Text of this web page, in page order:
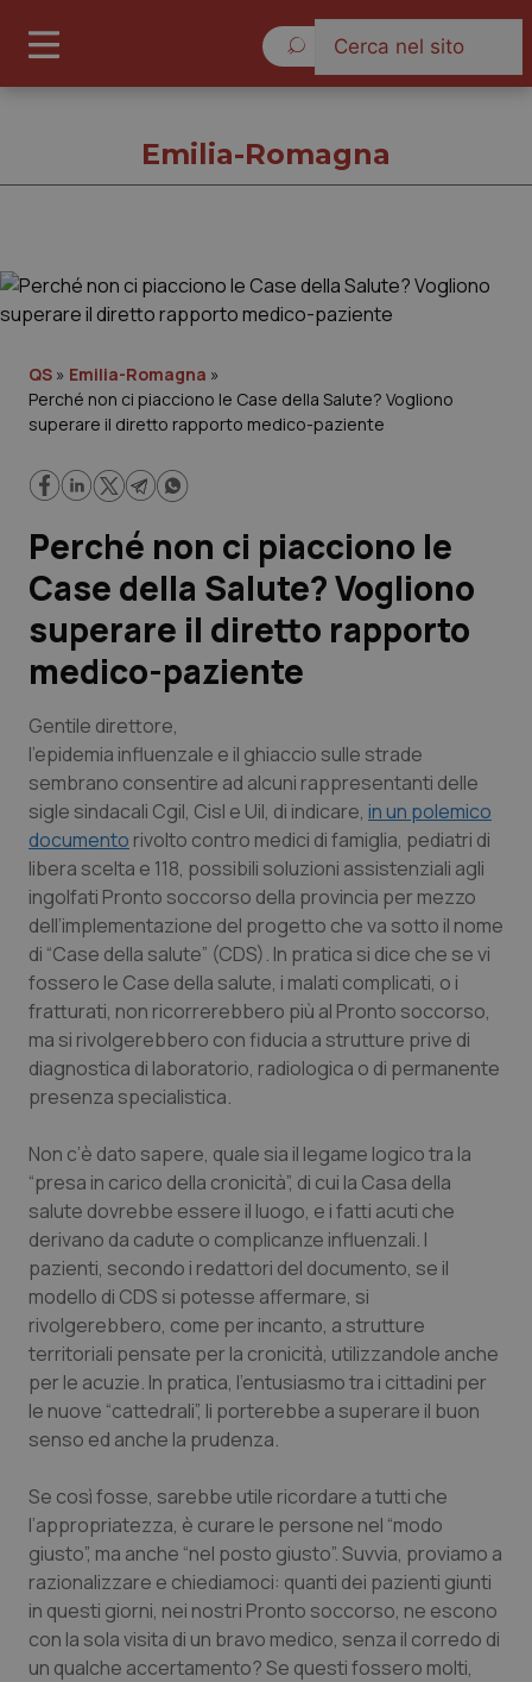
Governo e Parlamento
Regioni e Asl
Lavoro e Professioni
Scienza e Farmaci
Studi e Analisi
Lettere al direttore
Edizioni Regionali
QS Pro
Professionisti Sanitari.AI
Abruzzo
Basilicata
Calabria
Campania
Emilia-Romagna
Friuli Venezia Giulia
Lazio
Liguria
Lombardia
Marche
Molise
Piemonte
QS Pro Gold
Artrite & artrosi
Asma & BPCO
Car-T
Colesterolo & coronaropatie
Dermatite Atopica
Diabete & glucometri
Disturbi dell’umore
Dolore
Donna & Salute
Epatiti
HIV
QS Club Newsletter
Emilia-Romagna
QS » Emilia-Romagna »
Perché non ci piacciono le Case della Salute? Vogliono
superare il diretto rapporto medico-paziente
Perché non ci piacciono le
Case della Salute? Vogliono
superare il diretto rapporto
medico-paziente
Gentile direttore,
l’epidemia influenzale e il ghiaccio sulle strade
sembrano consentire ad alcuni rappresentanti delle
sigle sindacali Cgil, Cisl e Uil, di indicare, in un polemico
documento rivolto contro medici di famiglia, pediatri di
libera scelta e 118, possibili soluzioni assistenziali agli
ingolfati Pronto soccorso della provincia per mezzo
dell’implementazione del progetto che va sotto il nome
di “Case della salute” (CDS). In pratica si dice che se vi
fossero le Case della salute, i malati complicati, o i
fratturati, non ricorrerebbero più al Pronto soccorso,
ma si rivolgerebbero con fiducia a strutture prive di
diagnostica di laboratorio, radiologica o di permanente
presenza specialistica.
Non c’è dato sapere, quale sia il legame logico tra la
“presa in carico della cronicità”, di cui la Casa della
salute dovrebbe essere il luogo, e i fatti acuti che
derivano da cadute o complicanze influenzali. I
pazienti, secondo i redattori del documento, se il
modello di CDS si potesse affermare, si
rivolgerebbero, come per incanto, a strutture
territoriali pensate per la cronicità, utilizzandole anche
per le acuzie. In pratica, l’entusiasmo tra i cittadini per
le nuove “cattedrali”, li porterebbe a superare il buon
senso ed anche la prudenza.
Se così fosse, sarebbe utile ricordare a tutti che
l’appropriatezza, è curare le persone nel “modo
giusto”, ma anche “nel posto giusto”. Suvvia, proviamo a
razionalizzare e chiediamoci: quanti dei pazienti giunti
in questi giorni, nei nostri Pronto soccorso, ne escono
con la sola visita di un bravo medico, senza il corredo di
un qualche accertamento? Se questi fossero molti,